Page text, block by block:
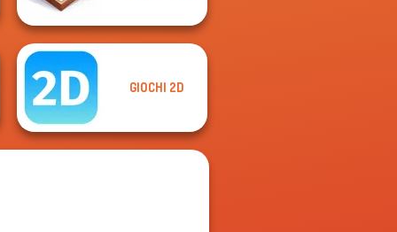
GIOCHI 2D